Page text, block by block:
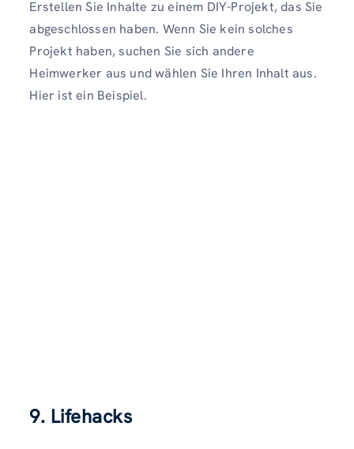
Erstellen Sie Inhalte zu einem DIY-Projekt, das Sie
abgeschlossen haben. Wenn Sie kein solches
Projekt haben, suchen Sie sich andere
Heimwerker aus und wählen Sie Ihren Inhalt aus.
Hier ist ein Beispiel.
9. Lifehacks